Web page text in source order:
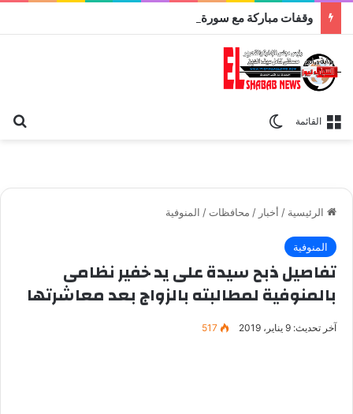
القائمة
الرئيسية / أخبار / محافظات / المنوفية
المنوفية
تفاصيل ذبح سيدة على يد خفير نظامى
بالمنوفية لمطالبته بالزواج بعد معاشرتها
آخر تحديث: 9 يناير، 2019 517